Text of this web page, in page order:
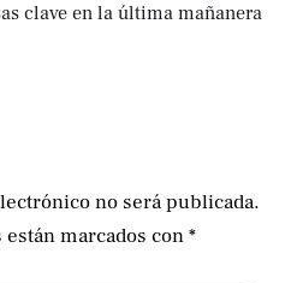
clave en la última mañanera
no será publicada.
marcados con*